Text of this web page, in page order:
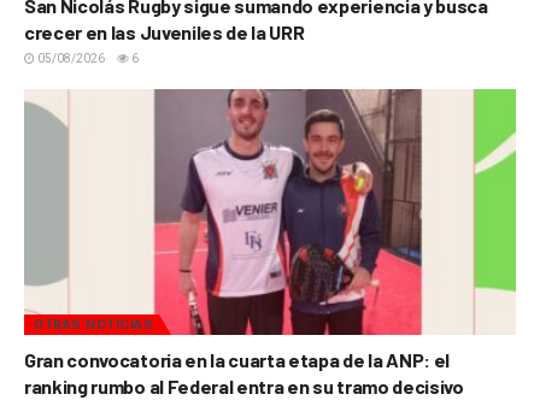
San Nicolás Rugby sigue sumando experiencia y busca
crecer en las Juveniles de la URR
05/08/2026 6
OTRAS NOTICIAS
Gran convocatoria en la cuarta etapa de la ANP: el
ranking rumbo al Federal entra en su tramo decisivo